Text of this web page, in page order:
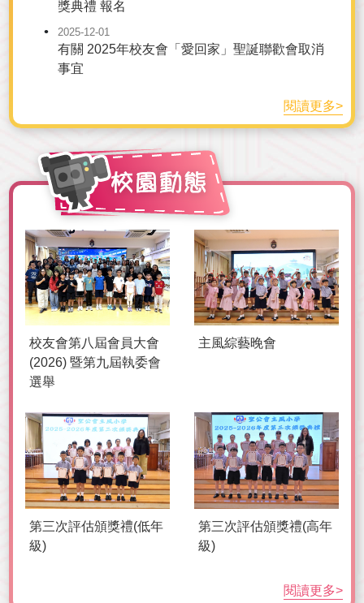
獎典禮 報名
2025-12-01
有關 2025年校友會「愛回家」聖誕聯歡會取消
事宜
閱讀更多>
校友會第八屆會員大會
(2026) 暨第九屆執委會
選舉
主風綜藝晚會
第三次評估頒獎禮(低年
級)
第三次評估頒獎禮(高年
級)
閱讀更多>